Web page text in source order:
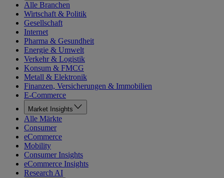
Alle Branchen
Wirtschaft & Politik
Gesellschaft
Internet
Pharma & Gesundheit
Energie & Umwelt
Verkehr & Logistik
Konsum & FMCG
Metall & Elektronik
Finanzen, Versicherungen & Immobilien
E-Commerce
Market Insights
Alle Märkte
Consumer
eCommerce
Mobility
Consumer Insights
eCommerce Insights
Research AI